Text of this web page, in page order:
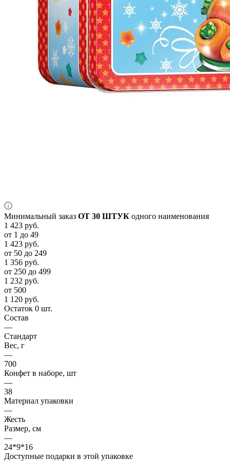
Минимальный заказ ОТ 30 ШТУК одного наименования
1 423 руб.
от 1 до 49
1 423 руб.
от 50 до 249
1 356 руб.
от 250 до 499
1 232 руб.
от 500
1 120 руб.
Остаток 0 шт.
Состав
—
Стандарт
Вес, г
—
700
Конфет в наборе, шт
—
38
Материал упаковки
—
Жесть
Размер, см
—
24*9*16
Доступные подарки в этой упаковке